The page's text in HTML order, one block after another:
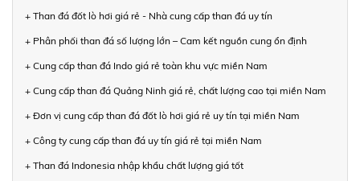
+ Than đá đốt lò hơi giá rẻ - Nhà cung cấp than đá uy tín
+ Phân phối than đá số lượng lớn – Cam kết nguồn cung ổn định
+ Cung cấp than đá Indo giá rẻ toàn khu vực miền Nam
+ Cung cấp than đá Quảng Ninh giá rẻ, chất lượng cao tại miền Nam
+ Đơn vị cung cấp than đá đốt lò hơi giá rẻ uy tín tại miền Nam
+ Công ty cung cấp than đá uy tín giá rẻ tại miền Nam
+ Than đá Indonesia nhập khẩu chất lượng giá tốt